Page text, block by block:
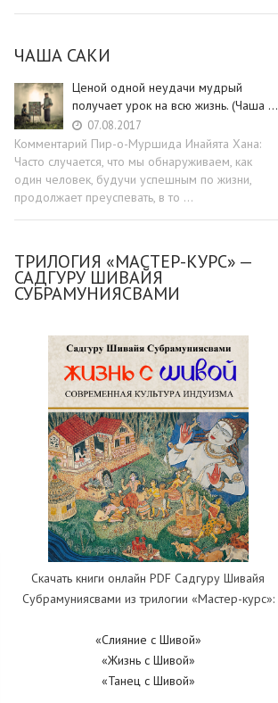
ЧАША САКИ
Ценой одной неудачи мудрый
получает урок на всю жизнь. (Чаша …
07.08.2017
Комментарий Пир-о-Муршида Инайята Хана:
Часто случается, что мы обнаруживаем, как
один человек, будучи успешным по жизни,
продолжает преуспевать, в то …
ТРИЛОГИЯ «МАСТЕР-КУРС» —
САДГУРУ ШИВАЙЯ
СУБРАМУНИЯСВАМИ
Скачать книги онлайн PDF Садгуру Шивайя
Субрамуниясвами из трилогии «Мастер-курс»:
«Слияние с Шивой»
«Жизнь с Шивой»
«Танец с Шивой»